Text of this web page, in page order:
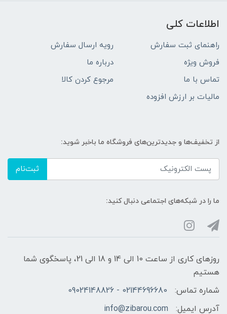
اطلاعات کلی
راهنمای ثبت سفارش
رویه ارسال سفارش
فروش ویژه
درباره ما
تماس با ما
مرجوع کردن کالا
مالیات بر ارزش افزوده
از تخفیف‌ها و جدیدترین‌های فروشگاه ما باخبر شوید:
ثبت‌نام
ما را در شبکه‌های اجتماعی دنبال کنید:
روزهای کاری از ساعت 10 الی 14 و 18 الی 21، پاسخگوی شما
هستیم
شماره تماس:
02144696680 - 09024148826
آدرس ایمیل:
info@zibarou.com